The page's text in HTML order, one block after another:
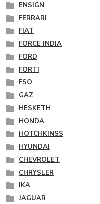
ENSIGN
FERRARI
FIAT
FORCE INDIA
FORD
FORTI
FSO
GAZ
HESKETH
HONDA
HOTCHKINSS
HYUNDAI
CHEVROLET
CHRYSLER
IKA
JAGUAR